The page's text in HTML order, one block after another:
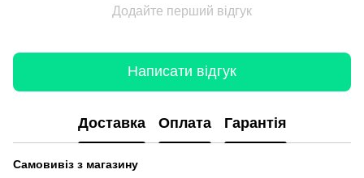
Додайте перший відгук
Написати відгук
Доставка Оплата Гарантія
Самовивіз з магазину